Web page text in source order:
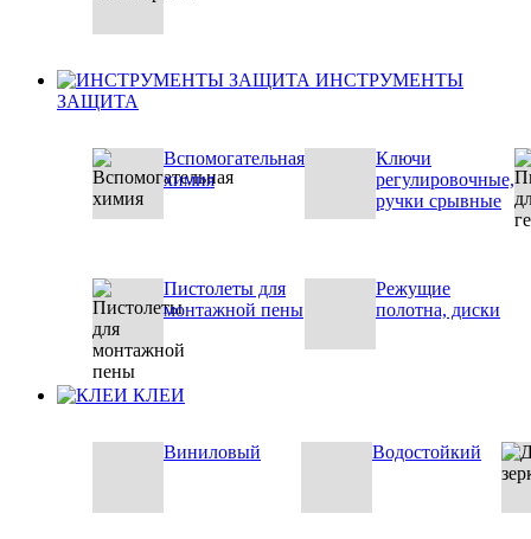
ИНСТРУМЕНТЫ
ЗАЩИТА
Вспомогательная
химия
Ключи
регулировочные,
ручки срывные
Пистолеты для
монтажной пены
Режущие
полотна, диски
КЛЕИ
Виниловый Водостойкий